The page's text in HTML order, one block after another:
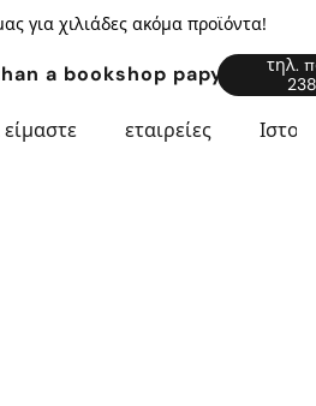
για χιλιάδες ακόμα προϊόντα!
a bookshop
τηλ.
είμαστε εταιρείες